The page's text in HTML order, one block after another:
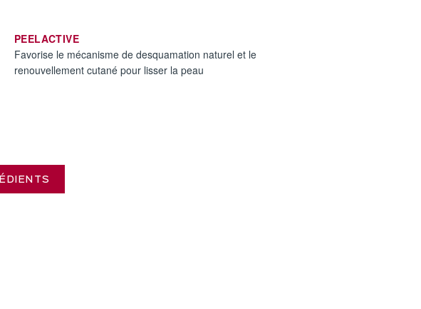
PEELACTIVE
Favorise le mécanisme de desquamation naturel ​et le
renouvellement cutané pour lisser la peau​